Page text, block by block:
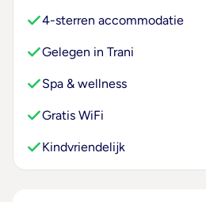
4-sterren accommodatie
Gelegen in Trani
Spa & wellness
Gratis WiFi
Kindvriendelijk